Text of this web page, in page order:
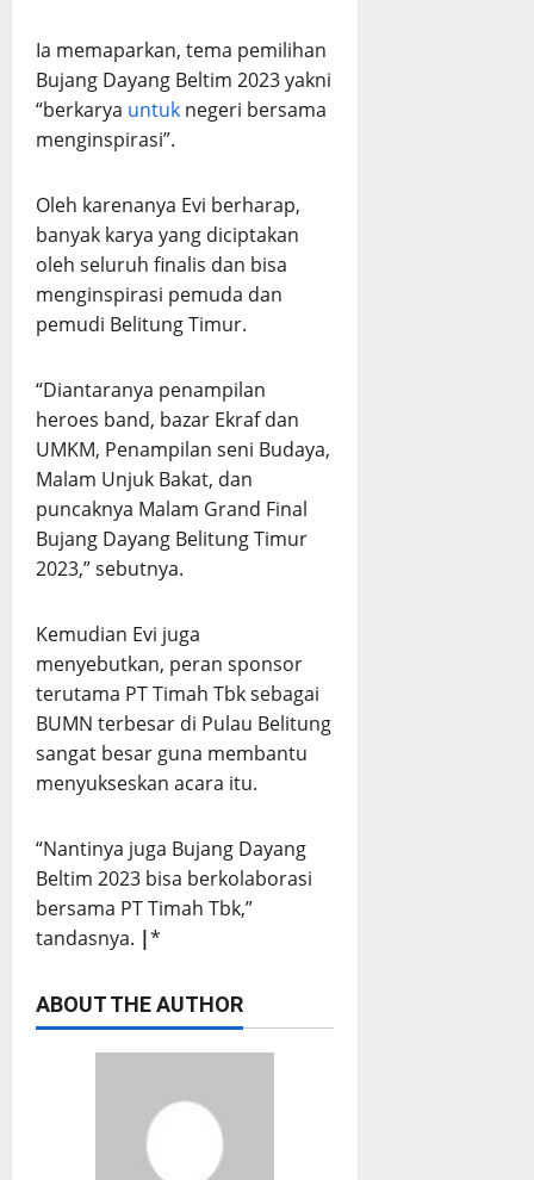
Ia memaparkan, tema pemilihan
Bujang Dayang Beltim 2023 yakni
“berkarya untuk negeri bersama
menginspirasi”.
Oleh karenanya Evi berharap,
banyak karya yang diciptakan
oleh seluruh finalis dan bisa
menginspirasi pemuda dan
pemudi Belitung Timur.
“Diantaranya penampilan
heroes band, bazar Ekraf dan
UMKM, Penampilan seni Budaya,
Malam Unjuk Bakat, dan
puncaknya Malam Grand Final
Bujang Dayang Belitung Timur
2023,” sebutnya.
Kemudian Evi juga
menyebutkan, peran sponsor
terutama PT Timah Tbk sebagai
BUMN terbesar di Pulau Belitung
sangat besar guna membantu
menyukseskan acara itu.
“Nantinya juga Bujang Dayang
Beltim 2023 bisa berkolaborasi
bersama PT Timah Tbk,”
tandasnya. |*
ABOUT THE AUTHOR